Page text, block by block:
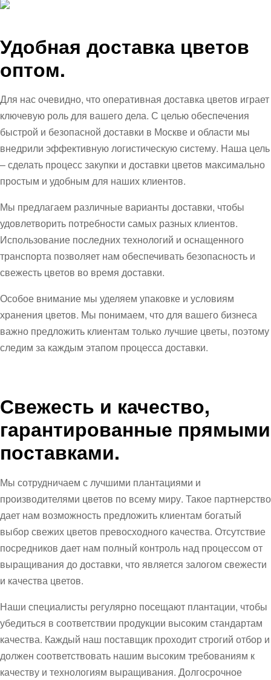
Удобная доставка цветов
оптом.
Для нас очевидно, что оперативная доставка цветов играет
ключевую роль для вашего дела. С целью обеспечения
быстрой и безопасной доставки в Москве и области мы
внедрили эффективную логистическую систему. Наша цель
– сделать процесс закупки и доставки цветов максимально
простым и удобным для наших клиентов.
Мы предлагаем различные варианты доставки, чтобы
удовлетворить потребности самых разных клиентов.
Использование последних технологий и оснащенного
транспорта позволяет нам обеспечивать безопасность и
свежесть цветов во время доставки.
Особое внимание мы уделяем упаковке и условиям
хранения цветов. Мы понимаем, что для вашего бизнеса
важно предложить клиентам только лучшие цветы, поэтому
следим за каждым этапом процесса доставки.
Свежесть и качество,
гарантированные прямыми
поставками.
Мы сотрудничаем с лучшими плантациями и
производителями цветов по всему миру. Такое партнерство
дает нам возможность предложить клиентам богатый
выбор свежих цветов превосходного качества. Отсутствие
посредников дает нам полный контроль над процессом от
выращивания до доставки, что является залогом свежести
и качества цветов.
Наши специалисты регулярно посещают плантации, чтобы
убедиться в соответствии продукции высоким стандартам
качества. Каждый наш поставщик проходит строгий отбор и
должен соответствовать нашим высоким требованиям к
качеству и технологиям выращивания. Долгосрочное